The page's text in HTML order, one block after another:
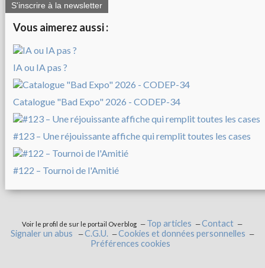
S'inscrire à la newsletter
Vous aimerez aussi :
IA ou IA pas ?
Catalogue "Bad Expo" 2026 - CODEP-34
#123 – Une réjouissante affiche qui remplit toutes les cases
#122 – Tournoi de l'Amitié
Voir le profil de sur le portail Overblog Top articles
Contact
Signaler un abus
C.G.U.
Cookies et données personnelles
Préférences cookies